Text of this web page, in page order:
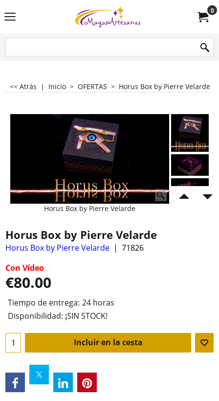
0
<< Atrás | Inicio > OFERTAS > Horus Box by Pierre Velarde
Horus Box by Pierre Velarde
Horus Box by Pierre Velarde
Horus Box by Pierre Velarde
71826
Con Vídeo
€80.00
Tiempo de entrega: 24 horas
Disponibilidad: ¡SIN STOCK!
Incluir en la cesta